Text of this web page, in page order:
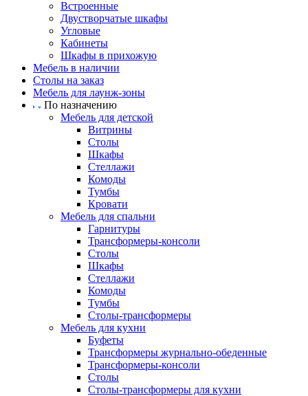
Встроенные
Двустворчатые шкафы
Угловые
Кабинеты
Шкафы в прихожую
Мебель в наличии
Столы на заказ
Мебель для лаунж-зоны
По назначению
Мебель для детской
Витрины
Столы
Шкафы
Стеллажи
Комоды
Тумбы
Кровати
Мебель для спальни
Гарнитуры
Трансформеры-консоли
Столы
Шкафы
Стеллажи
Комоды
Тумбы
Столы-трансформеры
Мебель для кухни
Буфеты
Трансформеры журнально-обеденные
Трансформеры-консоли
Столы
Столы-трансформеры для кухни